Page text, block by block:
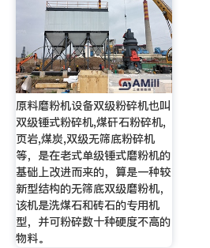
原料磨粉机设备双级粉碎机也叫
双级锤式粉碎机,煤矸石粉碎机,
页岩,煤炭,双级无筛底粉碎机
等，是在老式单级锤式磨粉机的
基础上改进而来的，算是一种较
新型结构的无筛底双级磨粉机，
该机是洗煤石和砖石的专用机
型，并可粉碎数十种硬度不高的
物料。